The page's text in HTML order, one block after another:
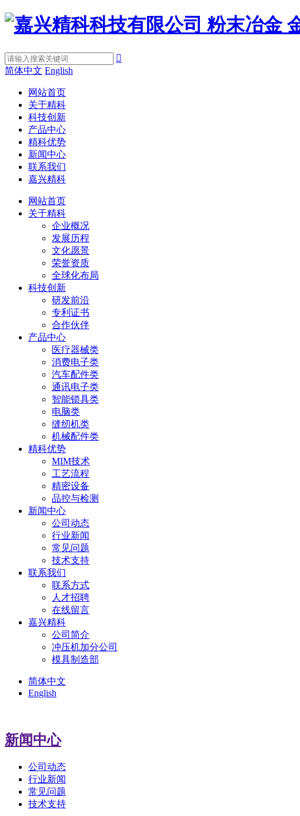

简体中文 English
网站首页
关于精科
科技创新
产品中心
精科优势
新闻中心
联系我们
嘉兴精科
网站首页
关于精科
企业概况
发展历程
文化愿景
荣誉资质
全球化布局
科技创新
研发前沿
专利证书
合作伙伴
产品中心
医疗器械类
消费电子类
汽车配件类
通讯电子类
智能锁具类
电脑类
缝纫机类
机械配件类
精科优势
MIM技术
工艺流程
精密设备
品控与检测
新闻中心
公司动态
行业新闻
常见问题
技术支持
联系我们
联系方式
人才招聘
在线留言
嘉兴精科
公司简介
冲压机加分公司
模具制造部
简体中文
English
新闻中心
公司动态
行业新闻
常见问题
技术支持